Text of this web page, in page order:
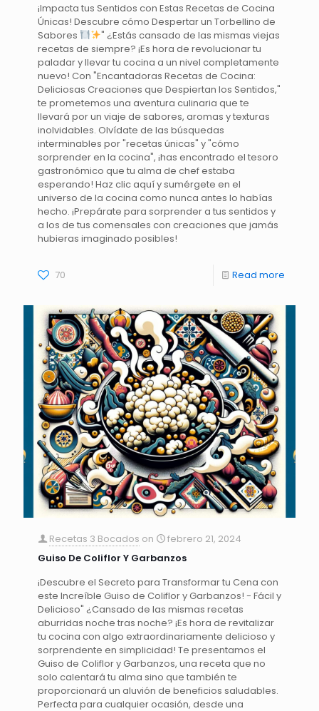
¡Impacta tus Sentidos con Estas Recetas de Cocina
Únicas! Descubre cómo Despertar un Torbellino de
Sabores
" ¿Estás cansado de las mismas viejas
recetas de siempre? ¡Es hora de revolucionar tu
paladar y llevar tu cocina a un nivel completamente
nuevo! Con "Encantadoras Recetas de Cocina:
Deliciosas Creaciones que Despiertan los Sentidos,"
te prometemos una aventura culinaria que te
llevará por un viaje de sabores, aromas y texturas
inolvidables. Olvídate de las búsquedas
interminables por "recetas únicas" y "cómo
sorprender en la cocina", ¡has encontrado el tesoro
gastronómico que tu alma de chef estaba
esperando! Haz clic aquí y sumérgete en el
universo de la cocina como nunca antes lo habías
hecho. ¡Prepárate para sorprender a tus sentidos y
a los de tus comensales con creaciones que jamás
hubieras imaginado posibles!
70 Read more
Recetas 3 Bocados on
febrero 21, 2024
Guiso De Coliflor Y Garbanzos
¡Descubre el Secreto para Transformar tu Cena con
este Increíble Guiso de Coliflor y Garbanzos! - Fácil y
Delicioso" ¿Cansado de las mismas recetas
aburridas noche tras noche? ¡Es hora de revitalizar
tu cocina con algo extraordinariamente delicioso y
sorprendente en simplicidad! Te presentamos el
Guiso de Coliflor y Garbanzos, una receta que no
solo calentará tu alma sino que también te
proporcionará un aluvión de beneficios saludables.
Perfecta para cualquier ocasión, desde una